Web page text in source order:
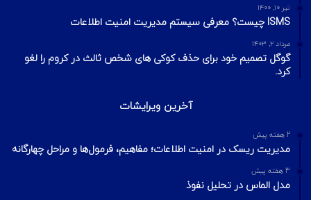
تیر ۱۰, ۱۴۰۰
ISMS چیست؟ معرفی سیستم مدیریت امنیت اطلاعات
مرداد ۲, ۱۴۰۳
گوگل تصمیم خود برای حذف کوکی های شخص ثالث در کروم را لغو
کرد.
آخرین ویرایشات
2 هفته پیش
مدیریت ریسک در امنیت اطلاعات؛ مفاهیم، فرمول‌ها و مراحل چهارگانه
3 هفته پیش
مدل الماس در تحلیل نفوذ